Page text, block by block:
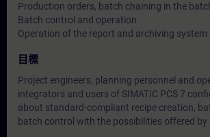
Production orders, batch chaining in the
Batch control and operation
Operation of the report and archiving system
目標
Project engineers, planning personnel and
integrators and users of SIMATIC PCS 7
about standard-compliant recipe creation,
batch control with the possibilities offered by